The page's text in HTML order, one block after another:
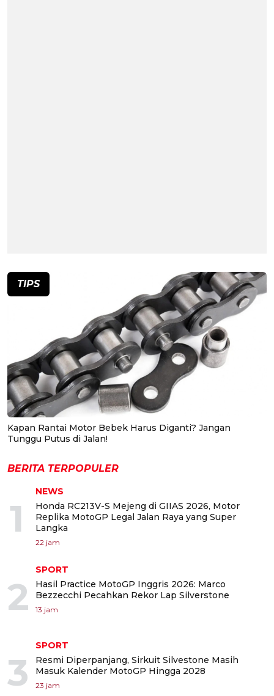
TIPS
Kapan Rantai Motor Bebek Harus Diganti? Jangan
Tunggu Putus di Jalan!
BERITA TERPOPULER
1
NEWS
Honda RC213V-S Mejeng di GIIAS 2026, Motor
Replika MotoGP Legal Jalan Raya yang Super
Langka
22 jam
2
SPORT
Hasil Practice MotoGP Inggris 2026: Marco
Bezzecchi Pecahkan Rekor Lap Silverstone
13 jam
3
SPORT
Resmi Diperpanjang, Sirkuit Silvestone Masih
Masuk Kalender MotoGP Hingga 2028
23 jam